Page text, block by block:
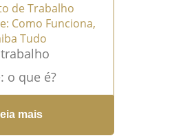
de Trabalho
Como Funciona,
Tudo
o que é?
uma inovação
mais